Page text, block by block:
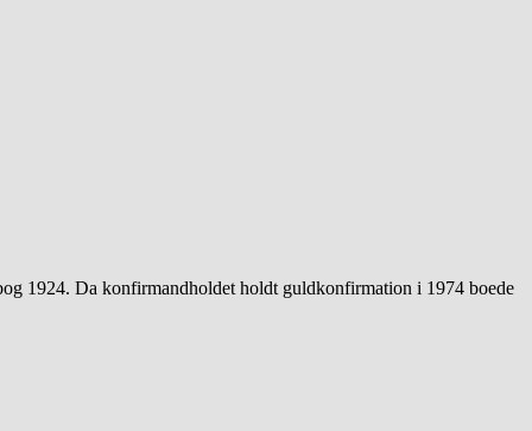
1924. Da konfirmandholdet holdt guldkonfirmation i 1974 boede